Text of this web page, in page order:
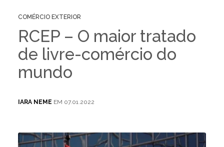
COMÉRCIO EXTERIOR
RCEP – O maior tratado
de livre-comércio do
mundo
IARA NEME EM 07.01.2022